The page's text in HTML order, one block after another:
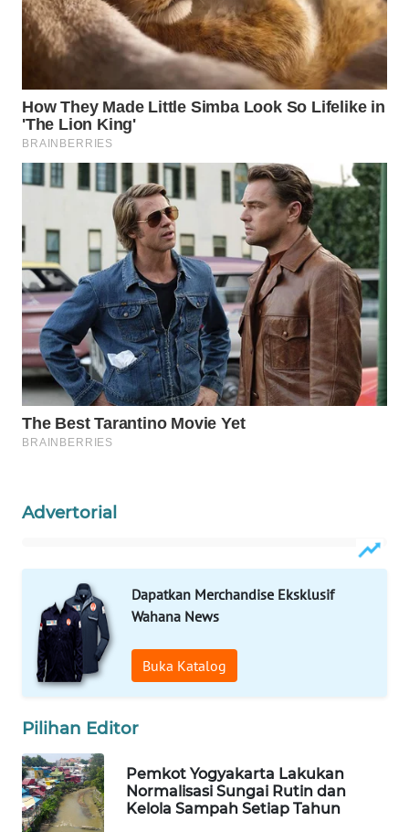
Advertorial
Dapatkan Merchandise Eksklusif
Wahana News
Buka Katalog
Pilihan Editor
Pemkot Yogyakarta Lakukan
Normalisasi Sungai Rutin dan
Kelola Sampah Setiap Tahun
KONSUMEN
WAHANA
WAHANA
TRAVEL
WAHANA
WAHANANEWS
ID
WAHANANEWS
CO ID
WAHANANEWS
NET
WAHANA
SELEB
WAHANA
PERSONA
WAHANA
OTOMOTIF
WAHANA
HEALTH